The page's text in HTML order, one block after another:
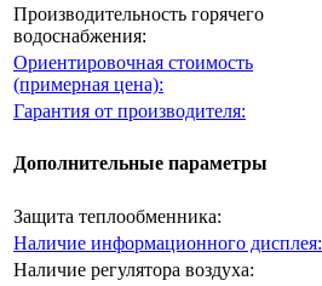
Производительность горячего
водоснабжения:
Ориентировочная стоимость
(примерная цена):
Гарантия от производителя:
Дополнительные параметры
Защита теплообменника:
Наличие информационного дисплея:
Наличие регулятора воздуха: